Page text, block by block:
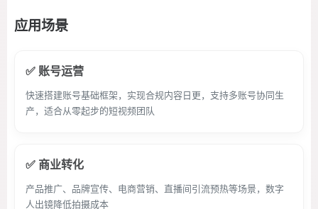
应用场景
✅ 账号运营
快速搭建账号基础框架，实现合规内容日更，支持多账号协同生
产，适合从零起步的短视频团队
✅ 商业转化
产品推广、品牌宣传、电商营销、直播间引流预热等场景，数字
人出镜降低拍摄成本